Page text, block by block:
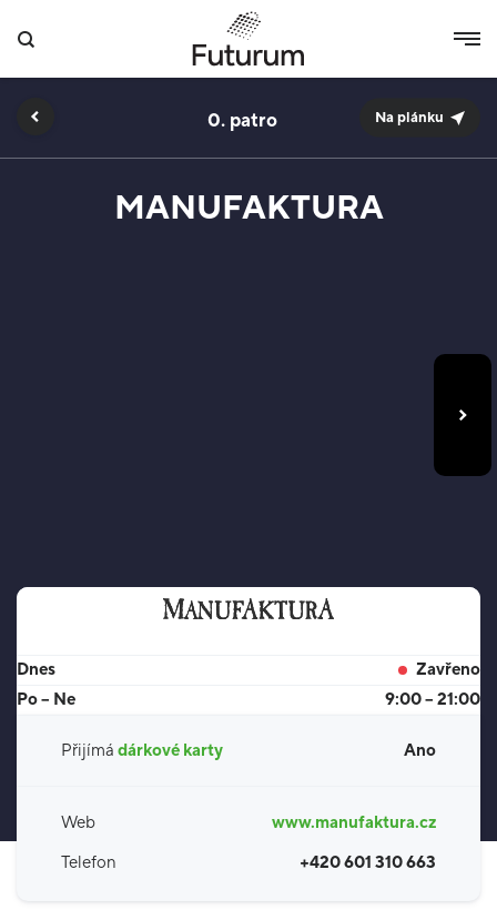
MANUFAKTURA
0. Na plánku
Dnes
Zavřeno
Po – Ne
9:00 – 21:00
Přijímá dárkové karty Ano
Web
www.manufaktura.cz
Telefon
+420 601 310 663